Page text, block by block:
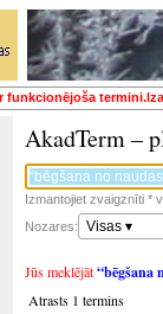
funkcionējoša
AkadTerm –
Izmantojiet zvaigznīti *
Nozares:
Visas ▾
Jūs meklējāt“bēgšana
Atrasts 1 termins